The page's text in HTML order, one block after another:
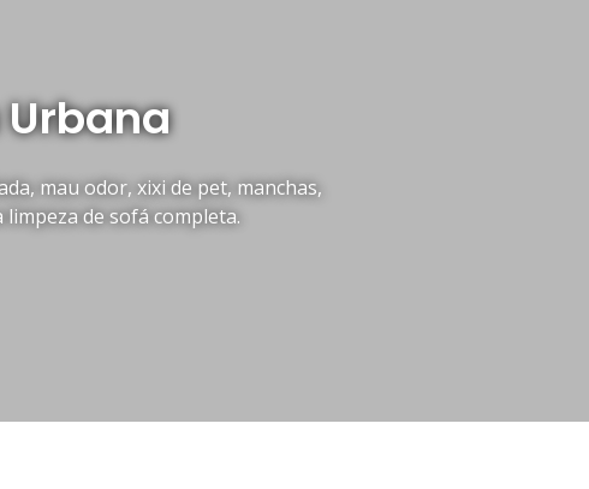
mau odor, xixi de pet, manchas,
de sofá completa.